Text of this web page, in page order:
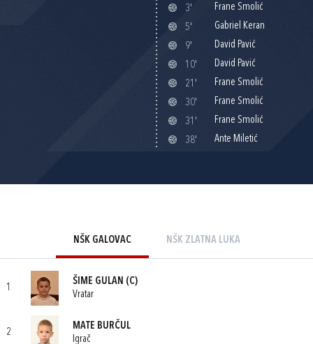
3'
Frane Smolić
5'
Gabriel Keran
9'
David Pavić
10'
David Pavić
21'
Frane Smolić
30'
Frane Smolić
31'
Frane Smolić
38'
Ante Miletić
NŠK GALOVAC NŠK ZLATNA LUKA
1
ŠIME GULAN (C)
Vratar
2
MATE BURČUL
Igrač